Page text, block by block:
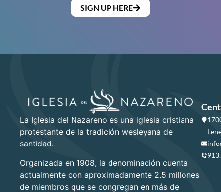
SIGN UP HERE
La Iglesia del Nazareno es una iglesia cristiana
protestante de la tradición wesleyana de
santidad.
Organizada en 1908, la denominación cuenta
actualmente con aproximadamente 2.5 millones
de miembros que se congregan en más de